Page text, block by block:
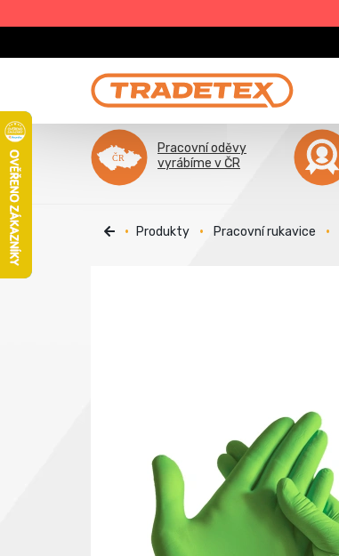
Pracovní oděvy
vyrábíme v ČR
Produkty Pracovní rukavice